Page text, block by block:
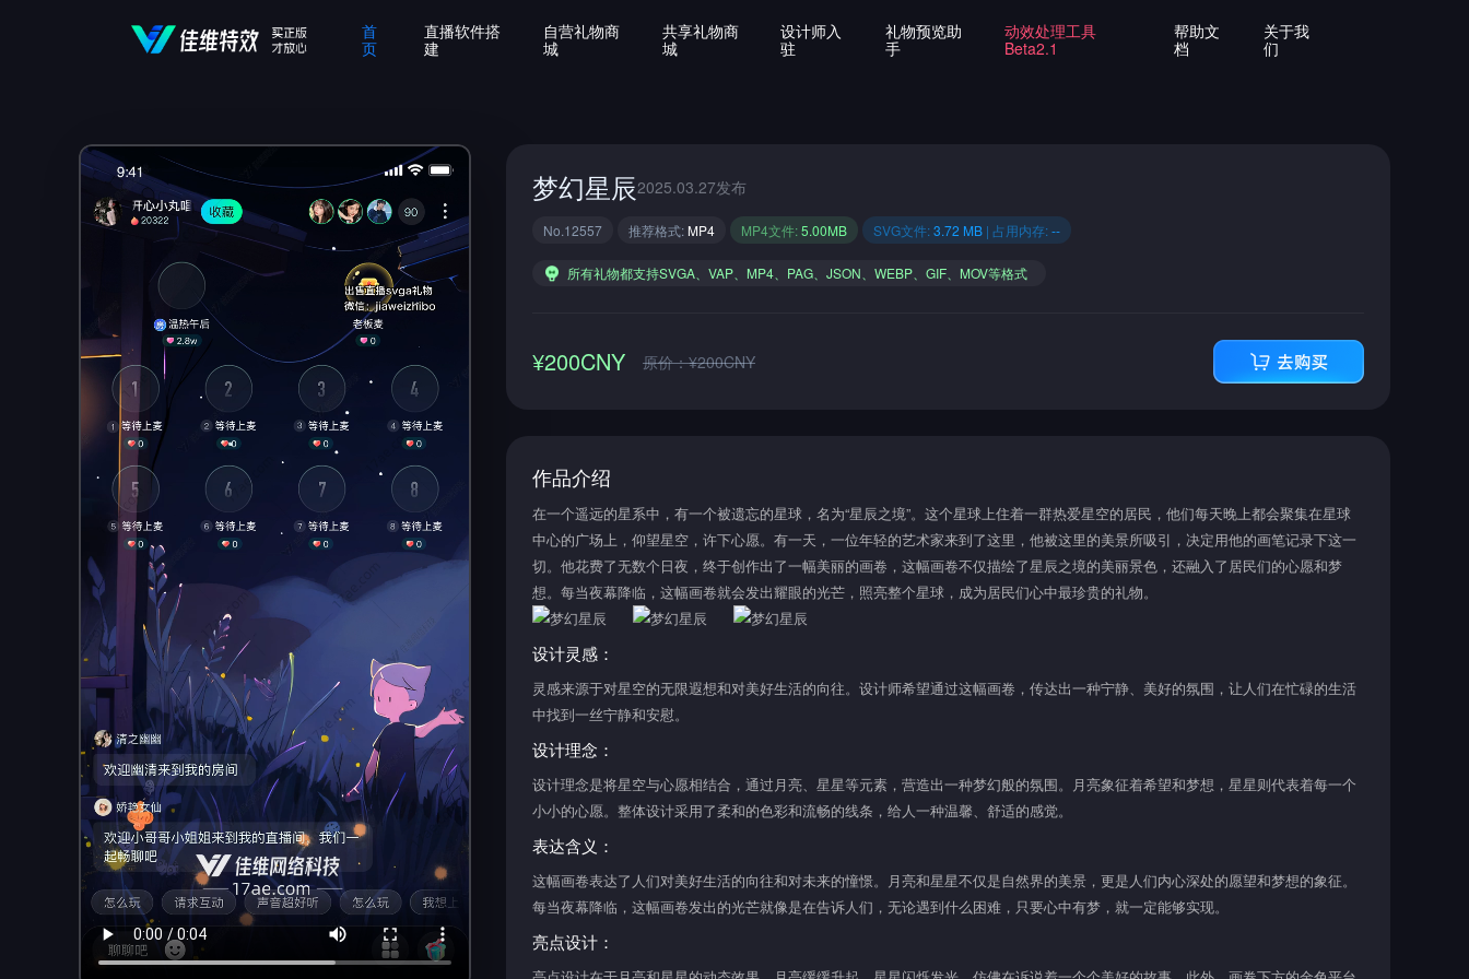
首
页
直播软件搭
建
自营礼物商
城
共享礼物商
城
设计师入
驻
礼物预览助
手
动效处理工具
Beta2.1
帮助文
档
关于我
们
梦幻星辰2025.03.27发布
No.12557 推荐格式: MP4 MP4文件:5.00MB SVG文件:3.72 MB | 占用内存:--
所有礼物都支持SVGA、VAP、MP4、PAG、JSON、WEBP、GIF、MOV等格式
¥200CNY 原价：¥200CNY
作品介绍
在一个遥远的星系中，有一个被遗忘的星球，名为“星辰之境”。这个星球上住着一群热爱星空的居民，他们每天晚上都会聚集在星球
中心的广场上，仰望星空，许下心愿。有一天，一位年轻的艺术家来到了这里，他被这里的美景所吸引，决定用他的画笔记录下这一
切。他花费了无数个日夜，终于创作出了一幅美丽的画卷，这幅画卷不仅描绘了星辰之境的美丽景色，还融入了居民们的心愿和梦
想。每当夜幕降临，这幅画卷就会发出耀眼的光芒，照亮整个星球，成为居民们心中最珍贵的礼物。
设计灵感：
灵感来源于对星空的无限遐想和对美好生活的向往。设计师希望通过这幅画卷，传达出一种宁静、美好的氛围，让人们在忙碌的生活
中找到一丝宁静和安慰。
设计理念：
设计理念是将星空与心愿相结合，通过月亮、星星等元素，营造出一种梦幻般的氛围。月亮象征着希望和梦想，星星则代表着每一个
小小的心愿。整体设计采用了柔和的色彩和流畅的线条，给人一种温馨、舒适的感觉。
表达含义：
这幅画卷表达了人们对美好生活的向往和对未来的憧憬。月亮和星星不仅是自然界的美景，更是人们内心深处的愿望和梦想的象征。
每当夜幕降临，这幅画卷发出的光芒就像是在告诉人们，无论遇到什么困难，只要心中有梦，就一定能够实现。
亮点设计：